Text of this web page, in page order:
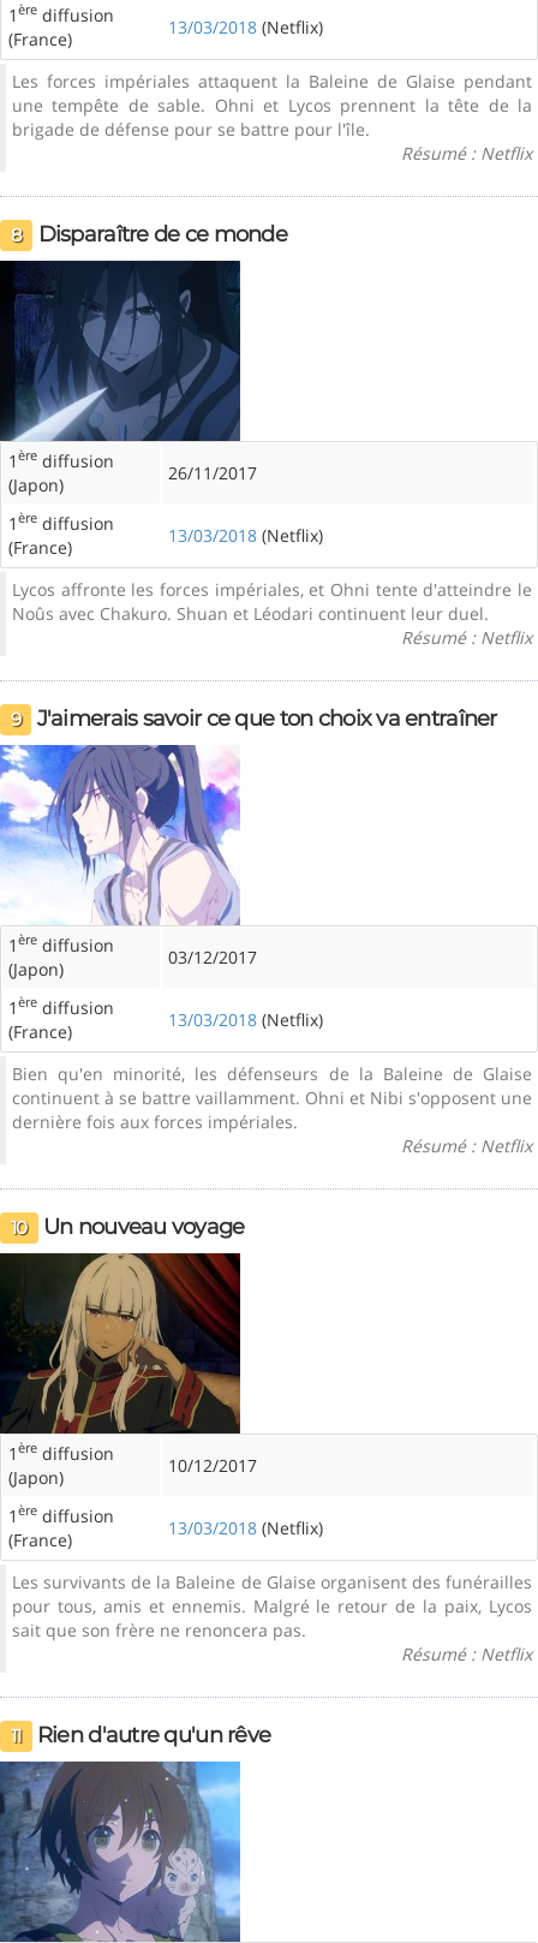
1 ère diffusion
(France)
13/03/2018 (Netflix)
Les forces impériales attaquent la Baleine de Glaise pendant
une tempête de sable. Ohni et Lycos prennent la tête de la
brigade de défense pour se battre pour l'île.
Résumé : Netflix
8 Disparaître de ce monde
1 ère diffusion
(Japon)
26/11/2017
1 ère diffusion
(France)
13/03/2018 (Netflix)
Lycos affronte les forces impériales, et Ohni tente d'atteindre le
Noûs avec Chakuro. Shuan et Léodari continuent leur duel.
Résumé : Netflix
9 J'aimerais savoir ce que ton choix va entraîner
1 ère diffusion
(Japon)
03/12/2017
1 ère diffusion
(France)
13/03/2018 (Netflix)
Bien qu'en minorité, les défenseurs de la Baleine de Glaise
continuent à se battre vaillamment. Ohni et Nibi s'opposent une
dernière fois aux forces impériales.
Résumé : Netflix
10 Un nouveau voyage
1 ère diffusion
(Japon)
10/12/2017
1 ère diffusion
(France)
13/03/2018 (Netflix)
Les survivants de la Baleine de Glaise organisent des funérailles
pour tous, amis et ennemis. Malgré le retour de la paix, Lycos
sait que son frère ne renoncera pas.
Résumé : Netflix
11 Rien d'autre qu'un rêve